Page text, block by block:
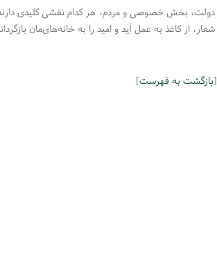
شعار، از کاغذ به عمل آید و امید را به خانه‌های‌مان
[بازگشت به فهرست]